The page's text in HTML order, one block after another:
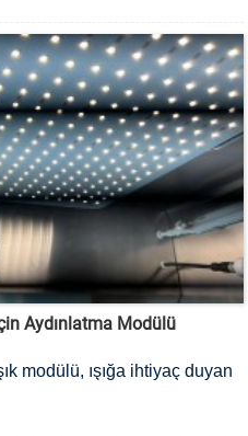
Aydınlatma Modülü
modülü, ışığa ihtiyaç duyan
tipleri için uygun, kuluçka
bağlı bir parçasıdır.